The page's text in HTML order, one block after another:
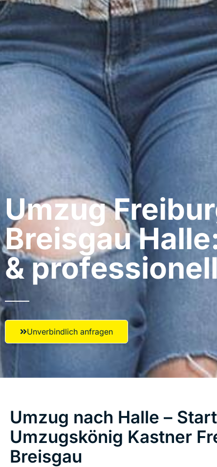
Umzug
Breisgau​
& professionell​
Unverbindlich anfragen
Umzug nach Halle –
Umzugskönig Kastner
Breisgau